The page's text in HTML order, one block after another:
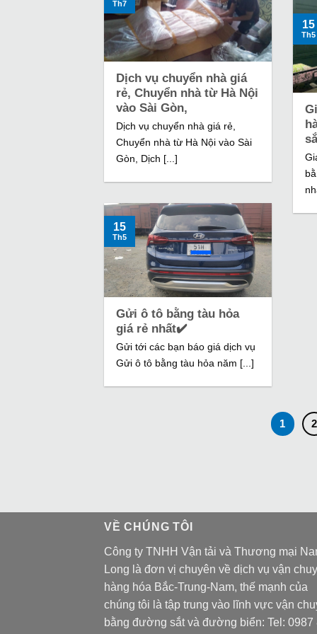
Dịch vụ chuyển nhà giá
rẻ, Chuyển nhà từ Hà Nội
vào Sài Gòn,
Dịch vụ chuyển nhà giá rẻ,
Chuyển nhà từ Hà Nội vào Sài
Gòn, Dịch [...]
Th7
15
Th5
Gửi ô tô bằng tàu hỏa
giá rẻ nhất✔️
Gửi tới các bạn báo giá dịch vụ
Gửi ô tô bằng tàu hỏa năm [...]
15
Th5
1 2
VỀ CHÚNG TÔI
Công ty TNHH Vận tải và Thương mại
Long là đơn vị chuyên về dịch vụ vận
hàng hóa Bắc-Trung-Nam, thế mạnh của
chúng tôi là tập trung vào lĩnh vực vận
bằng đường sắt và đường biển: Tel: 0987